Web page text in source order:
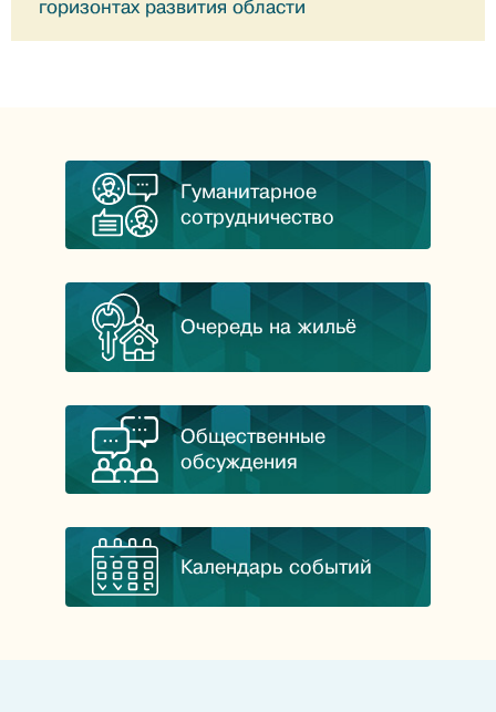
горизонтах развития области
Гуманитарное
сотрудничество
Очередь на жильё
Общественные
обсуждения
Календарь событий